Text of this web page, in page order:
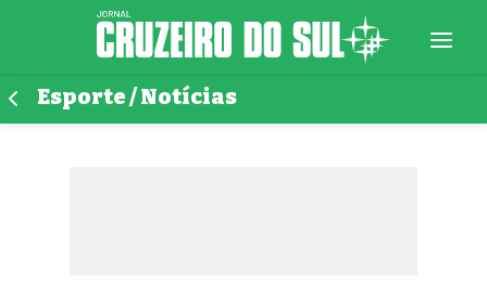
Esporte / Notícias